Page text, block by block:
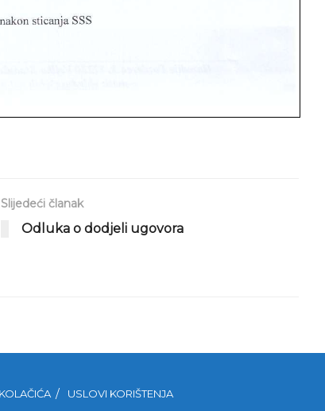
Slijedeći članak
Odluka o dodjeli ugovora
USLOVI KORIŠTENJA